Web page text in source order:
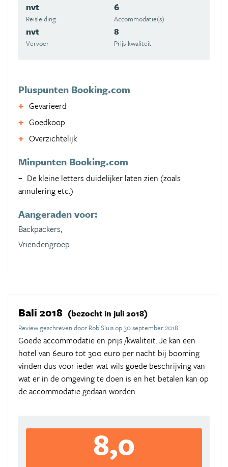
nvt
Reisleiding
6
Accommodatie(s)
nvt
Vervoer
8
Prijs-kwaliteit
Pluspunten Booking.com
Gevarieerd
Goedkoop
Overzichtelijk
Minpunten Booking.com
De kleine letters duidelijker laten zien (zoals
annulering etc.)
Aangeraden voor:
Backpackers,
Vriendengroep
Bali 2018 (bezocht in juli 2018)
Review geschreven door Rob Sluis op 30 september 2018
Goede accommodatie en prijs /kwaliteit. Je kan een
hotel van 6euro tot 300 euro per nacht bij booming
vinden dus voor ieder wat wils goede beschrijving van
wat er in de omgeving te doen is en het betalen kan op
de accommodatie gedaan worden.
8,0